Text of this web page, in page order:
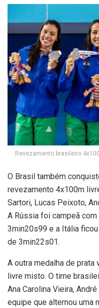
Revezamento brasileiro
O Brasil também
revezamento 4x100m
Sartori, Lucas Peixoto,
A Rússia foi campeã
3min20s99 e a Itália
de 3min22s01.
A outra medalha de
livre misto. O time
Ana Carolina Vieira,
equipe que alternou uma